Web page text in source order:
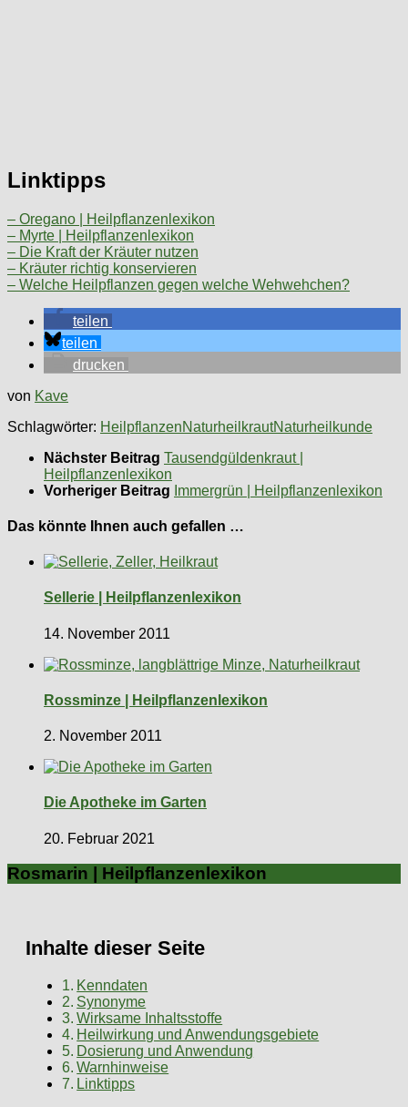
Linktipps
– Oregano | Heilpflanzenlexikon
– Myrte | Heilpflanzenlexikon
– Die Kraft der Kräuter nutzen
– Kräuter richtig konservieren
– Welche Heilpflanzen gegen welche Wehwehchen?
teilen
teilen
drucken
von Kave
Schlagwörter: HeilpflanzenNaturheilkrautNaturheilkunde
Nächster Beitrag Tausendgüldenkraut |
Heilpflanzenlexikon
Vorheriger Beitrag Immergrün | Heilpflanzenlexikon
Das könnte Ihnen auch gefallen …
Sellerie | Heilpflanzenlexikon
14. November 2011
Rossminze | Heilpflanzenlexikon
2. November 2011
Die Apotheke im Garten
20. Februar 2021
Rosmarin | Heilpflanzenlexikon
Inhalte dieser Seite
Kenndaten
Synonyme
Wirksame Inhaltsstoffe
Heilwirkung und Anwendungsgebiete
Dosierung und Anwendung
Warnhinweise
Linktipps